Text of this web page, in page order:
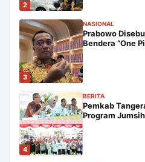
2
3
NASIONAL
Prabowo
Bendera “One
4
BERITA
Pemkab
Program Jumsih